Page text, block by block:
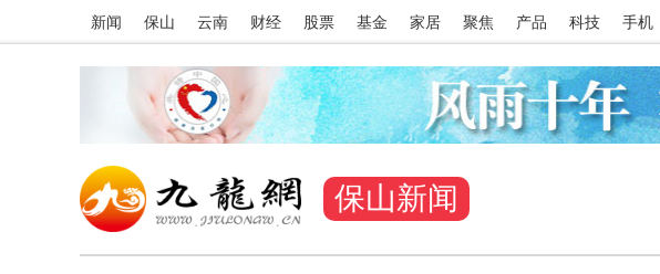
新闻 保山 云南 财经 股票 基金 家居 聚焦 产品 科技 手机
保山新闻